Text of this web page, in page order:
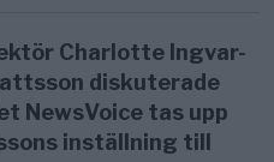
Charlotte Ingvar-
diskuterade
NewsVoice tas upp
inställning till